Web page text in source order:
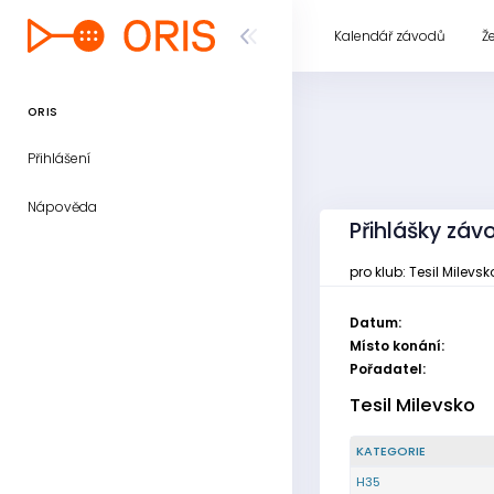
ORIS
Přihlášení
Nápověda
Kalendář závodů
Přihlášky
pro klub: Tesil
Datum:
Místo konání:
Pořadatel:
Tesil Milevsko
KATEGORIE
H35